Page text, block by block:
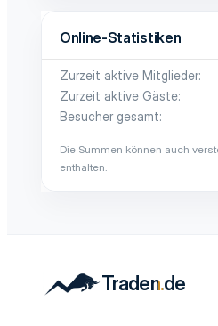
Online-Statistiken
Zurzeit aktive Mitglieder
Zurzeit aktive Gäste
Besucher gesamt
Die Summen können auch
enthalten.